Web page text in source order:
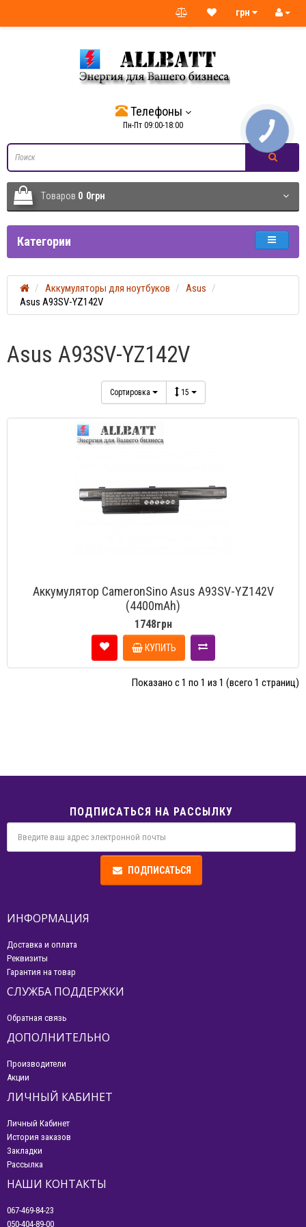
грн
Телефоны
Пн-Пт 09:00-18:00
Tоваров 0 0грн
Категории
Аккумуляторы для ноутбуков
Asus
Asus A93SV-YZ142V
Asus A93SV-YZ142V
Сортировка 15
Аккумулятор CameronSino Asus A93SV-YZ142V
(4400mAh)
1748грн
КУПИТЬ
Показано с 1 по 1 из 1 (всего 1 страниц)
ПОДПИСАТЬСЯ НА РАССЫЛКУ
ПОДПИСАТЬСЯ
ИНФОРМАЦИЯ
Доставка и оплата
Реквизиты
Гарантия на товар
СЛУЖБА ПОДДЕРЖКИ
Обратная связь
ДОПОЛНИТЕЛЬНО
Производители
Акции
ЛИЧНЫЙ КАБИНЕТ
Личный Кабинет
История заказов
Закладки
Рассылка
НАШИ КОНТАКТЫ
067-469-84-23
050-404-89-00